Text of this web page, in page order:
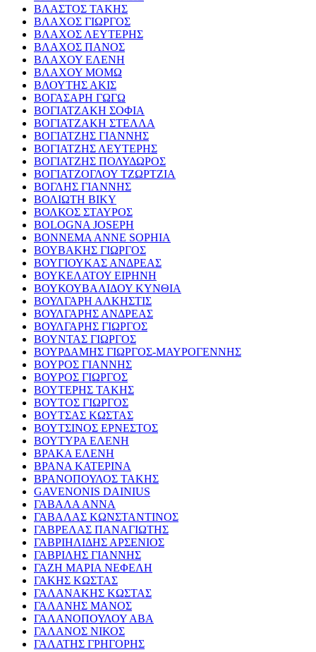
ΒΛΑΣΤΟΣ ΤΑΚΗΣ
ΒΛΑΧΟΣ ΓΙΩΡΓΟΣ
ΒΛΑΧΟΣ ΛΕΥΤΕΡΗΣ
ΒΛΑΧΟΣ ΠΑΝΟΣ
ΒΛΑΧΟΥ ΕΛΕΝΗ
ΒΛΑΧΟΥ ΜΟΜΩ
ΒΛΟΥΤΗΣ ΑΚΙΣ
ΒΟΓΑΣΑΡΗ ΓΩΓΩ
ΒΟΓΙΑΤΖΑΚΗ ΣΟΦΙΑ
ΒΟΓΙΑΤΖΑΚΗ ΣΤΕΛΛΑ
ΒΟΓΙΑΤΖΗΣ ΓΙΑΝΝΗΣ
ΒΟΓΙΑΤΖΗΣ ΛΕΥΤΕΡΗΣ
ΒΟΓΙΑΤΖΗΣ ΠΟΛΥΔΩΡΟΣ
ΒΟΓΙΑΤΖΟΓΛΟΥ ΤΖΩΡΤΖΙΑ
ΒΟΓΛΗΣ ΓΙΑΝΝΗΣ
ΒΟΛΙΩΤΗ ΒΙΚΥ
ΒΟΛΚΟΣ ΣΤΑΥΡΟΣ
BOLOGNA JOSEPH
BONNEMA ANNE SOPHIA
ΒΟΥΒΑΚΗΣ ΓΙΩΡΓΟΣ
ΒΟΥΓΙΟΥΚΑΣ ΑΝΔΡΕΑΣ
ΒΟΥΚΕΛΑΤΟΥ ΕΙΡΗΝΗ
ΒΟΥΚΟΥΒΑΛΙΔΟΥ ΚΥΝΘΙΑ
ΒΟΥΛΓΑΡΗ ΑΛΚΗΣΤΙΣ
ΒΟΥΛΓΑΡΗΣ ΑΝΔΡΕΑΣ
ΒΟΥΛΓΑΡΗΣ ΓΙΩΡΓΟΣ
ΒΟΥΝΤΑΣ ΓΙΩΡΓΟΣ
ΒΟΥΡΔΑΜΗΣ ΓΙΩΡΓΟΣ-ΜΑΥΡΟΓΕΝΝΗΣ
ΒΟΥΡΟΣ ΓΙΑΝΝΗΣ
ΒΟΥΡΟΣ ΓΙΩΡΓΟΣ
ΒΟΥΤΕΡΗΣ ΤΑΚΗΣ
ΒΟΥΤΟΣ ΓΙΩΡΓΟΣ
ΒΟΥΤΣΑΣ ΚΩΣΤΑΣ
ΒΟΥΤΣΙΝΟΣ ΕΡΝΕΣΤΟΣ
ΒΟΥΤΥΡΑ ΕΛΕΝΗ
ΒΡΑΚΑ ΕΛΕΝΗ
ΒΡΑΝΑ ΚΑΤΕΡΙΝΑ
ΒΡΑΝΟΠΟΥΛΟΣ ΤΑΚΗΣ
GAVENONIS DAINIUS
ΓΑΒΑΛΑ ΑΝΝΑ
ΓΑΒΑΛΑΣ ΚΩΝΣΤΑΝΤΙΝΟΣ
ΓΑΒΡΕΛΑΣ ΠΑΝΑΓΙΩΤΗΣ
ΓΑΒΡΙΗΛΙΔΗΣ ΑΡΣΕΝΙΟΣ
ΓΑΒΡΙΛΗΣ ΓΙΑΝΝΗΣ
ΓΑΖΗ ΜΑΡΙΑ ΝΕΦΕΛΗ
ΓΑΚΗΣ ΚΩΣΤΑΣ
ΓΑΛΑΝΑΚΗΣ ΚΩΣΤΑΣ
ΓΑΛΑΝΗΣ ΜΑΝΟΣ
ΓΑΛΑΝΟΠΟΥΛΟΥ ΑΒΑ
ΓΑΛΑΝΟΣ ΝΙΚΟΣ
ΓΑΛΑΤΗΣ ΓΡΗΓΟΡΗΣ